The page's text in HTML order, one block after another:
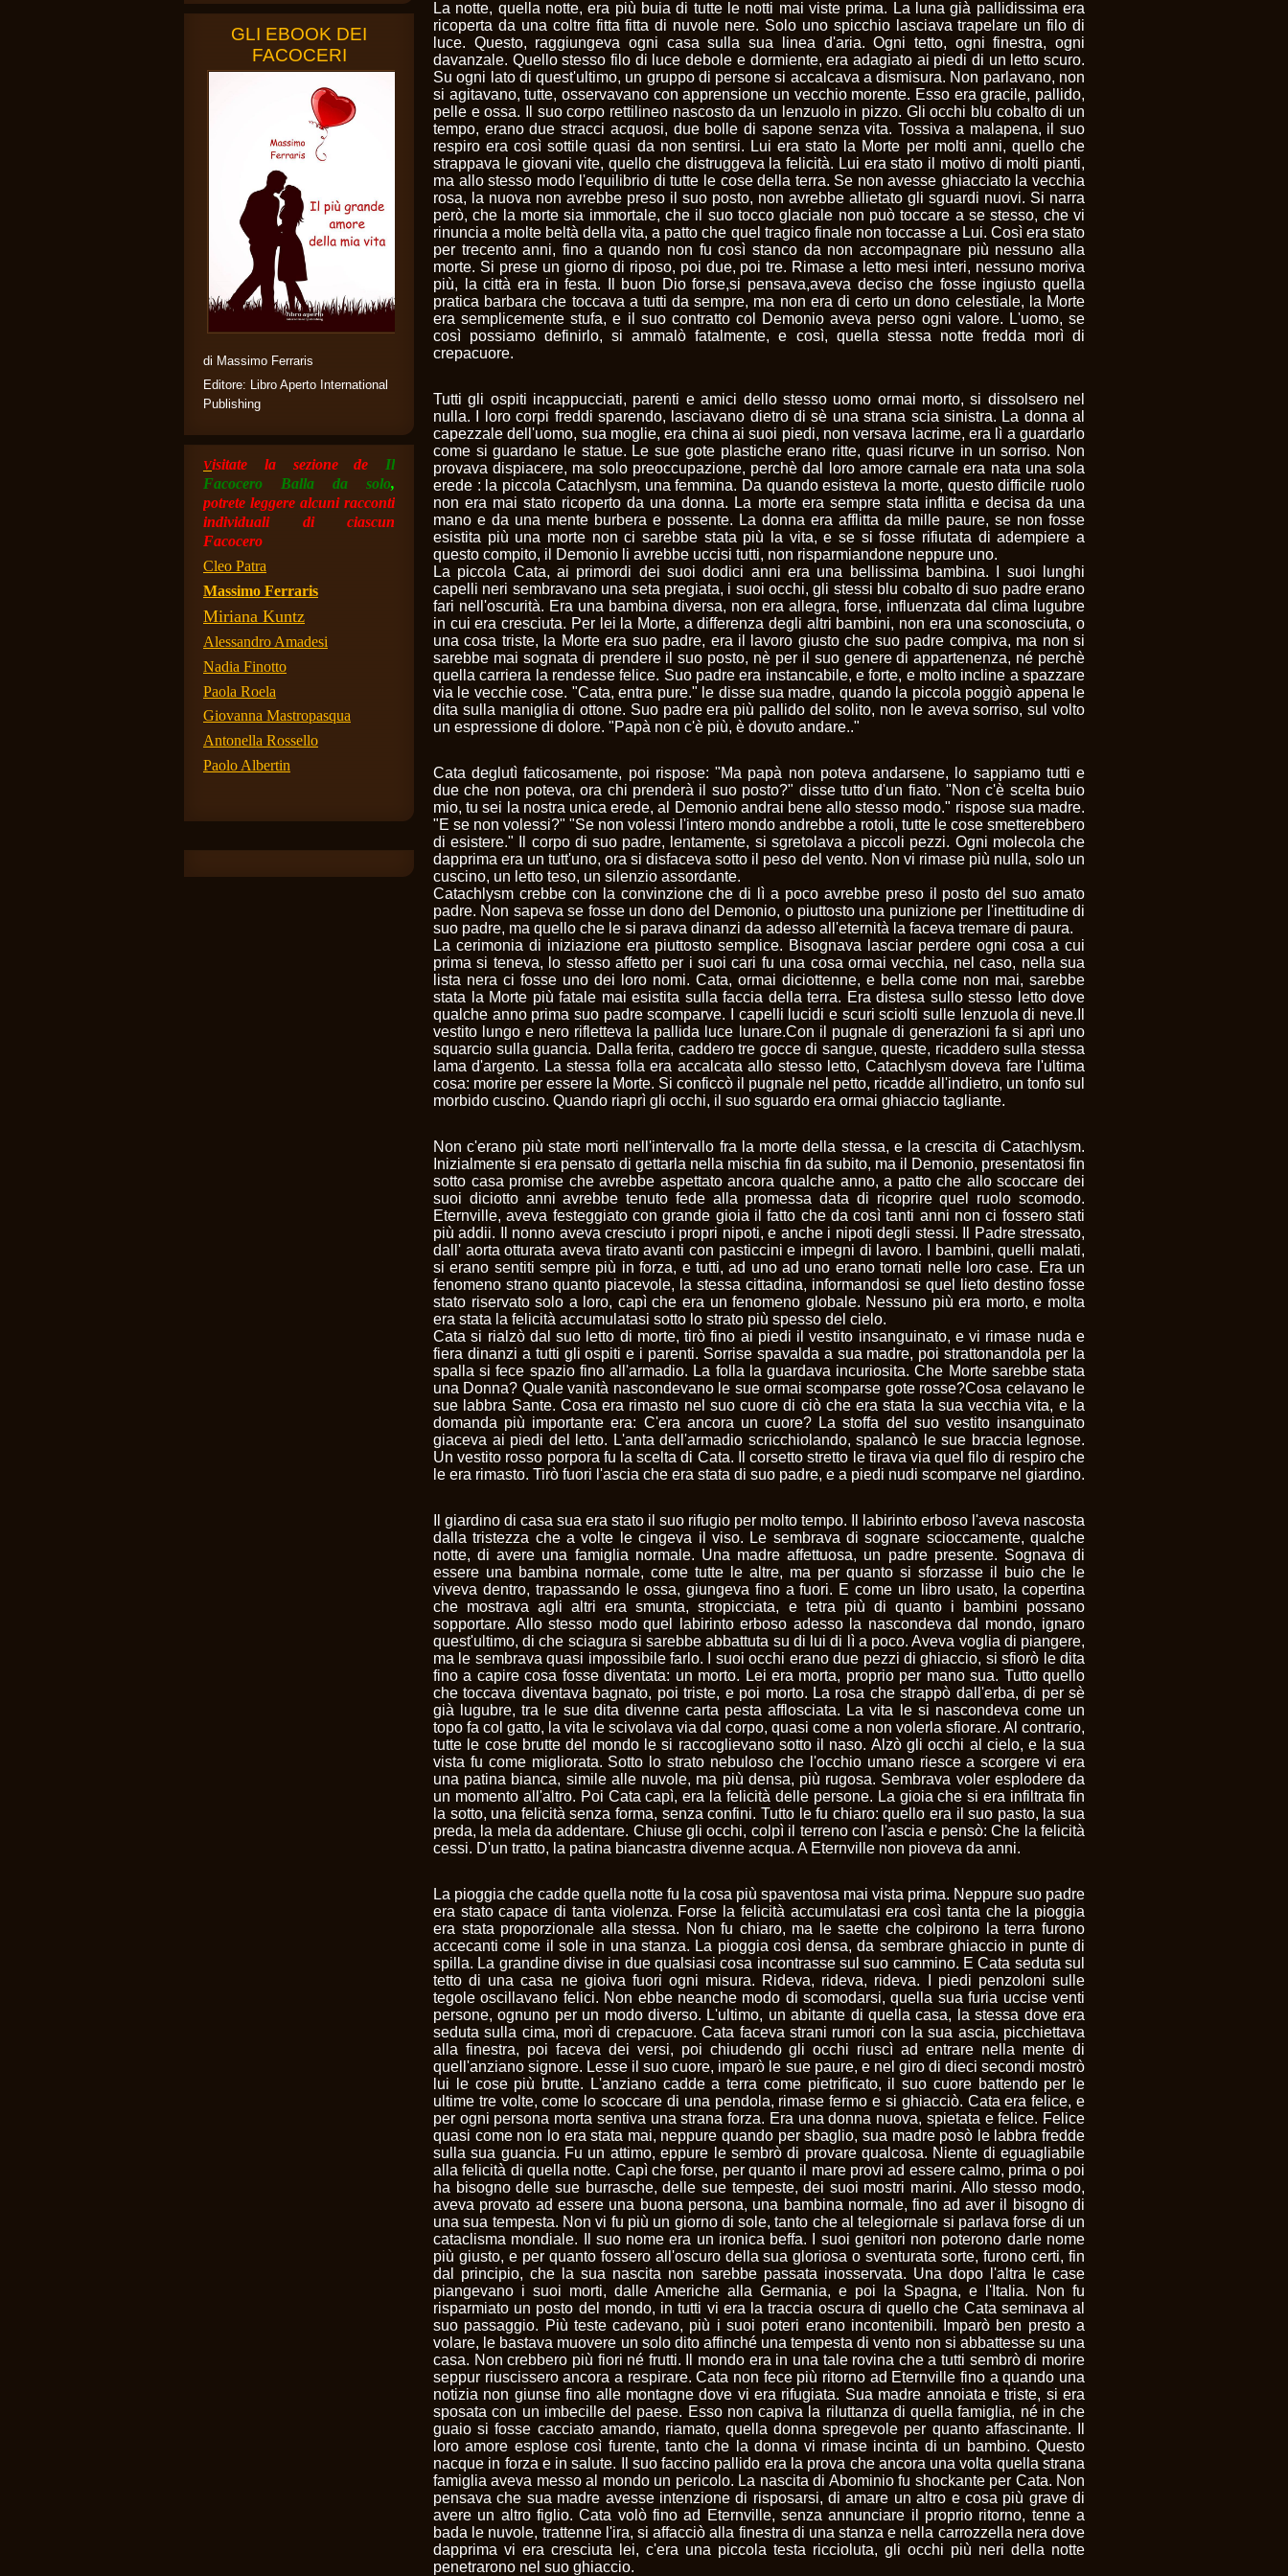
La notte, quella notte, era più buia di tutte le notti mai viste prima. La luna già pallidissima era
ricoperta da una coltre fitta fitta di nuvole nere. Solo uno spicchio lasciava trapelare un filo di
luce. Questo, raggiungeva ogni casa sulla sua linea d'aria. Ogni tetto, ogni finestra, ogni
davanzale. Quello stesso filo di luce debole e dormiente, era adagiato ai piedi di un letto scuro.
Su ogni lato di quest'ultimo, un gruppo di persone si accalcava a dismisura. Non parlavano, non
si agitavano, tutte, osservavano con apprensione un vecchio morente. Esso era gracile, pallido,
pelle e ossa. Il suo corpo rettilineo nascosto da un lenzuolo in pizzo. Gli occhi blu cobalto di un
tempo, erano due stracci acquosi, due bolle di sapone senza vita. Tossiva a malapena, il suo
respiro era così sottile quasi da non sentirsi. Lui era stato la Morte per molti anni, quello che
strappava le giovani vite, quello che distruggeva la felicità. Lui era stato il motivo di molti pianti,
ma allo stesso modo l'equilibrio di tutte le cose della terra. Se non avesse ghiacciato la vecchia
rosa, la nuova non avrebbe preso il suo posto, non avrebbe allietato gli sguardi nuovi. Si narra
però, che la morte sia immortale, che il suo tocco glaciale non può toccare a se stesso, che vi
rinuncia a molte beltà della vita, a patto che quel tragico finale non toccasse a Lui. Così era stato
per trecento anni, fino a quando non fu così stanco da non accompagnare più nessuno alla
morte. Si prese un giorno di riposo, poi due, poi tre. Rimase a letto mesi interi, nessuno moriva
più, la città era in festa. Il buon Dio forse,si pensava,aveva deciso che fosse ingiusto quella
pratica barbara che toccava a tutti da sempre, ma non era di certo un dono celestiale, la Morte
era semplicemente stufa, e il suo contratto col Demonio aveva perso ogni valore. L'uomo, se
così possiamo definirlo, si ammalò fatalmente, e così, quella stessa notte fredda morì di
crepacuore.
Tutti gli ospiti incappucciati, parenti e amici dello stesso uomo ormai morto, si dissolsero nel
nulla. I loro corpi freddi sparendo, lasciavano dietro di sè una strana scia sinistra. La donna al
capezzale dell'uomo, sua moglie, era china ai suoi piedi, non versava lacrime, era lì a guardarlo
come si guardano le statue. Le sue gote plastiche erano ritte, quasi ricurve in un sorriso. Non
provava dispiacere, ma solo preoccupazione, perchè dal loro amore carnale era nata una sola
erede : la piccola Catachlysm, una femmina. Da quando esisteva la morte, questo difficile ruolo
non era mai stato ricoperto da una donna. La morte era sempre stata inflitta e decisa da una
mano e da una mente burbera e possente. La donna era afflitta da mille paure, se non fosse
esistita più una morte non ci sarebbe stata più la vita, e se si fosse rifiutata di adempiere a
questo compito, il Demonio li avrebbe uccisi tutti, non risparmiandone neppure uno.
La piccola Cata, ai primordi dei suoi dodici anni era una bellissima bambina. I suoi lunghi
capelli neri sembravano una seta pregiata, i suoi occhi, gli stessi blu cobalto di suo padre erano
fari nell'oscurità. Era una bambina diversa, non era allegra, forse, influenzata dal clima lugubre
in cui era cresciuta. Per lei la Morte, a differenza degli altri bambini, non era una sconosciuta, o
una cosa triste, la Morte era suo padre, era il lavoro giusto che suo padre compiva, ma non si
sarebbe mai sognata di prendere il suo posto, nè per il suo genere di appartenenza, né perchè
quella carriera la rendesse felice. Suo padre era instancabile, e forte, e molto incline a spazzare
via le vecchie cose. "Cata, entra pure." le disse sua madre, quando la piccola poggiò appena le
dita sulla maniglia di ottone. Suo padre era più pallido del solito, non le aveva sorriso, sul volto
un espressione di dolore. "Papà non c'è più, è dovuto andare.."
Cata deglutì faticosamente, poi rispose: "Ma papà non poteva andarsene, lo sappiamo tutti e
due che non poteva, ora chi prenderà il suo posto?" disse tutto d'un fiato. "Non c'è scelta buio
mio, tu sei la nostra unica erede, al Demonio andrai bene allo stesso modo." rispose sua madre.
"E se non volessi?" "Se non volessi l'intero mondo andrebbe a rotoli, tutte le cose smetterebbero
di esistere." Il corpo di suo padre, lentamente, si sgretolava a piccoli pezzi. Ogni molecola che
dapprima era un tutt'uno, ora si disfaceva sotto il peso del vento. Non vi rimase più nulla, solo un
cuscino, un letto teso, un silenzio assordante.
Catachlysm crebbe con la convinzione che di lì a poco avrebbe preso il posto del suo amato
padre. Non sapeva se fosse un dono del Demonio, o piuttosto una punizione per l'inettitudine di
suo padre, ma quello che le si parava dinanzi da adesso all'eternità la faceva tremare di paura.
La cerimonia di iniziazione era piuttosto semplice. Bisognava lasciar perdere ogni cosa a cui
prima si teneva, lo stesso affetto per i suoi cari fu una cosa ormai vecchia, nel caso, nella sua
lista nera ci fosse uno dei loro nomi. Cata, ormai diciottenne, e bella come non mai, sarebbe
stata la Morte più fatale mai esistita sulla faccia della terra. Era distesa sullo stesso letto dove
qualche anno prima suo padre scomparve. I capelli lucidi e scuri sciolti sulle lenzuola di neve.Il
vestito lungo e nero rifletteva la pallida luce lunare.Con il pugnale di generazioni fa si aprì uno
squarcio sulla guancia. Dalla ferita, caddero tre gocce di sangue, queste, ricaddero sulla stessa
lama d'argento. La stessa folla era accalcata allo stesso letto, Catachlysm doveva fare l'ultima
cosa: morire per essere la Morte. Si conficcò il pugnale nel petto, ricadde all'indietro, un tonfo sul
morbido cuscino. Quando riaprì gli occhi, il suo sguardo era ormai ghiaccio tagliante.
Non c'erano più state morti nell'intervallo fra la morte della stessa, e la crescita di Catachlysm.
Inizialmente si era pensato di gettarla nella mischia fin da subito, ma il Demonio, presentatosi fin
sotto casa promise che avrebbe aspettato ancora qualche anno, a patto che allo scoccare dei
suoi diciotto anni avrebbe tenuto fede alla promessa data di ricoprire quel ruolo scomodo.
Eternville, aveva festeggiato con grande gioia il fatto che da così tanti anni non ci fossero stati
più addii. Il nonno aveva cresciuto i propri nipoti, e anche i nipoti degli stessi. Il Padre stressato,
dall' aorta otturata aveva tirato avanti con pasticcini e impegni di lavoro. I bambini, quelli malati,
si erano sentiti sempre più in forza, e tutti, ad uno ad uno erano tornati nelle loro case. Era un
fenomeno strano quanto piacevole, la stessa cittadina, informandosi se quel lieto destino fosse
stato riservato solo a loro, capì che era un fenomeno globale. Nessuno più era morto, e molta
era stata la felicità accumulatasi sotto lo strato più spesso del cielo.
Cata si rialzò dal suo letto di morte, tirò fino ai piedi il vestito insanguinato, e vi rimase nuda e
fiera dinanzi a tutti gli ospiti e i parenti. Sorrise spavalda a sua madre, poi strattonandola per la
spalla si fece spazio fino all'armadio. La folla la guardava incuriosita. Che Morte sarebbe stata
una Donna? Quale vanità nascondevano le sue ormai scomparse gote rosse?Cosa celavano le
sue labbra Sante. Cosa era rimasto nel suo cuore di ciò che era stata la sua vecchia vita, e la
domanda più importante era: C'era ancora un cuore? La stoffa del suo vestito insanguinato
giaceva ai piedi del letto. L'anta dell'armadio scricchiolando, spalancò le sue braccia legnose.
Un vestito rosso porpora fu la scelta di Cata. Il corsetto stretto le tirava via quel filo di respiro che
le era rimasto. Tirò fuori l'ascia che era stata di suo padre, e a piedi nudi scomparve nel giardino.
Il giardino di casa sua era stato il suo rifugio per molto tempo. Il labirinto erboso l'aveva nascosta
dalla tristezza che a volte le cingeva il viso. Le sembrava di sognare scioccamente, qualche
notte, di avere una famiglia normale. Una madre affettuosa, un padre presente. Sognava di
essere una bambina normale, come tutte le altre, ma per quanto si sforzasse il buio che le
viveva dentro, trapassando le ossa, giungeva fino a fuori. E come un libro usato, la copertina
che mostrava agli altri era smunta, stropicciata, e tetra più di quanto i bambini possano
sopportare. Allo stesso modo quel labirinto erboso adesso la nascondeva dal mondo, ignaro
quest'ultimo, di che sciagura si sarebbe abbattuta su di lui di lì a poco. Aveva voglia di piangere,
ma le sembrava quasi impossibile farlo. I suoi occhi erano due pezzi di ghiaccio, si sfiorò le dita
fino a capire cosa fosse diventata: un morto. Lei era morta, proprio per mano sua. Tutto quello
che toccava diventava bagnato, poi triste, e poi morto. La rosa che strappò dall'erba, di per sè
già lugubre, tra le sue dita divenne carta pesta afflosciata. La vita le si nascondeva come un
topo fa col gatto, la vita le scivolava via dal corpo, quasi come a non volerla sfiorare. Al contrario,
tutte le cose brutte del mondo le si raccoglievano sotto il naso. Alzò gli occhi al cielo, e la sua
vista fu come migliorata. Sotto lo strato nebuloso che l'occhio umano riesce a scorgere vi era
una patina bianca, simile alle nuvole, ma più densa, più rugosa. Sembrava voler esplodere da
un momento all'altro. Poi Cata capì, era la felicità delle persone. La gioia che si era infiltrata fin
la sotto, una felicità senza forma, senza confini. Tutto le fu chiaro: quello era il suo pasto, la sua
preda, la mela da addentare. Chiuse gli occhi, colpì il terreno con l'ascia e pensò: Che la felicità
cessi. D'un tratto, la patina biancastra divenne acqua. A Eternville non pioveva da anni.
La pioggia che cadde quella notte fu la cosa più spaventosa mai vista prima. Neppure suo padre
era stato capace di tanta violenza. Forse la felicità accumulatasi era così tanta che la pioggia
era stata proporzionale alla stessa. Non fu chiaro, ma le saette che colpirono la terra furono
accecanti come il sole in una stanza. La pioggia così densa, da sembrare ghiaccio in punte di
spilla. La grandine divise in due qualsiasi cosa incontrasse sul suo cammino. E Cata seduta sul
tetto di una casa ne gioiva fuori ogni misura. Rideva, rideva, rideva. I piedi penzoloni sulle
tegole oscillavano felici. Non ebbe neanche modo di scomodarsi, quella sua furia uccise venti
persone, ognuno per un modo diverso. L'ultimo, un abitante di quella casa, la stessa dove era
seduta sulla cima, morì di crepacuore. Cata faceva strani rumori con la sua ascia, picchiettava
alla finestra, poi faceva dei versi, poi chiudendo gli occhi riuscì ad entrare nella mente di
quell'anziano signore. Lesse il suo cuore, imparò le sue paure, e nel giro di dieci secondi mostrò
lui le cose più brutte. L'anziano cadde a terra come pietrificato, il suo cuore battendo per le
ultime tre volte, come lo scoccare di una pendola, rimase fermo e si ghiacciò. Cata era felice, e
per ogni persona morta sentiva una strana forza. Era una donna nuova, spietata e felice. Felice
quasi come non lo era stata mai, neppure quando per sbaglio, sua madre posò le labbra fredde
sulla sua guancia. Fu un attimo, eppure le sembrò di provare qualcosa. Niente di eguagliabile
alla felicità di quella notte. Capì che forse, per quanto il mare provi ad essere calmo, prima o poi
ha bisogno delle sue burrasche, delle sue tempeste, dei suoi mostri marini. Allo stesso modo,
aveva provato ad essere una buona persona, una bambina normale, fino ad aver il bisogno di
una sua tempesta. Non vi fu più un giorno di sole, tanto che al telegiornale si parlava forse di un
cataclisma mondiale. Il suo nome era un ironica beffa. I suoi genitori non poterono darle nome
più giusto, e per quanto fossero all'oscuro della sua gloriosa o sventurata sorte, furono certi, fin
dal principio, che la sua nascita non sarebbe passata inosservata. Una dopo l'altra le case
piangevano i suoi morti, dalle Americhe alla Germania, e poi la Spagna, e l'Italia. Non fu
risparmiato un posto del mondo, in tutti vi era la traccia oscura di quello che Cata seminava al
suo passaggio. Più teste cadevano, più i suoi poteri erano incontenibili. Imparò ben presto a
volare, le bastava muovere un solo dito affinché una tempesta di vento non si abbattesse su una
casa. Non crebbero più fiori né frutti. Il mondo era in una tale rovina che a tutti sembrò di morire
seppur riuscissero ancora a respirare. Cata non fece più ritorno ad Eternville fino a quando una
notizia non giunse fino alle montagne dove vi era rifugiata. Sua madre annoiata e triste, si era
sposata con un imbecille del paese. Esso non capiva la riluttanza di quella famiglia, né in che
guaio si fosse cacciato amando, riamato, quella donna spregevole per quanto affascinante. Il
loro amore esplose così furente, tanto che la donna vi rimase incinta di un bambino. Questo
nacque in forza e in salute. Il suo faccino pallido era la prova che ancora una volta quella strana
famiglia aveva messo al mondo un pericolo. La nascita di Abominio fu shockante per Cata. Non
pensava che sua madre avesse intenzione di risposarsi, di amare un altro e cosa più grave di
avere un altro figlio. Cata volò fino ad Eternville, senza annunciare il proprio ritorno, tenne a
bada le nuvole, trattenne l'ira, si affacciò alla finestra di una stanza e nella carrozzella nera dove
dapprima vi era cresciuta lei, c'era una piccola testa riccioluta, gli occhi più neri della notte
penetrarono nel suo ghiaccio.
GLI EBOOK DEI
FACOCERI
di Massimo Ferraris
Editore: Libro Aperto International
Publishing
Visitate la sezione de Il
Facocero Balla da solo,
potrete leggere alcuni racconti
individuali di ciascun
Facocero
Cleo Patra
Massimo Ferraris
Miriana Kuntz
Alessandro Amadesi
Nadia Finotto
Paola Roela
Giovanna Mastropasqua
Antonella Rossello
Paolo Albertin